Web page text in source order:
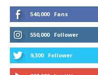
540,000 Fans
550,000 Follower
9,300 Follower